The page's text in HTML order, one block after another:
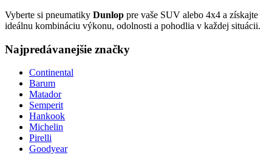
Vyberte si pneumatiky Dunlop pre vaše SUV alebo 4x4 a získajte
ideálnu kombináciu výkonu, odolnosti a pohodlia v každej situácii.
Najpredávanejšie značky
Continental
Barum
Matador
Semperit
Hankook
Michelin
Pirelli
Goodyear